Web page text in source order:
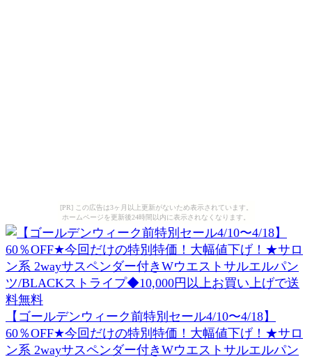
[PR] この広告は3ヶ月以上更新がないため表示されています。
ホームページを更新後24時間以内に表示されなくなります。
【ゴールデンウィーク前特別セール4/10〜4/18】
60％OFF★今回だけの特別特価！大幅値下げ！★サロ
ン系 2wayサスペンダー付きWウエストサルエルパン